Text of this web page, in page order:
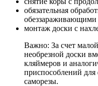
обязательная
монтаж доски с
Важно: За счет
необрезной доски
кляймеров и
приспособлений
саморезы.